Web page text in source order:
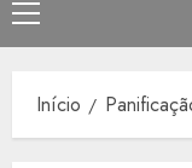
Menu
principal
Início